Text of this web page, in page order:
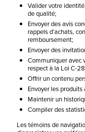
Valider votre
de qualité;
Envoyer des avis
rappels d’achats,
remboursement;
Envoyer des
Communiquer avec
respect à la Loi C-
Offrir un contenu
Envoyer les
Maintenir un
Compiler des
Les témoins de